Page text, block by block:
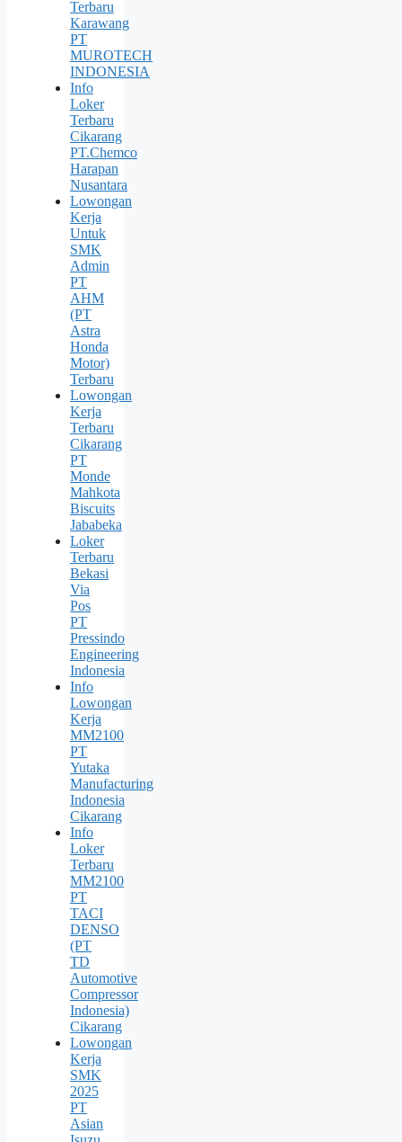
Terbaru
Karawang
PT
MUROTECH
INDONESIA
Info
Loker
Terbaru
Cikarang
PT.Chemco
Harapan
Nusantara
Lowongan
Kerja
Untuk
SMK
Admin
PT
AHM
(PT
Astra
Honda
Motor)
Terbaru
Lowongan
Kerja
Terbaru
Cikarang
PT
Monde
Mahkota
Biscuits
Jababeka
Loker
Terbaru
Bekasi
Via
Pos
PT
Pressindo
Engineering
Indonesia
Info
Lowongan
Kerja
MM2100
PT
Yutaka
Manufacturing
Indonesia
Cikarang
Info
Loker
Terbaru
MM2100
PT
TACI
DENSO
(PT
TD
Automotive
Compressor
Indonesia)
Cikarang
Lowongan
Kerja
SMK
2025
PT
Asian